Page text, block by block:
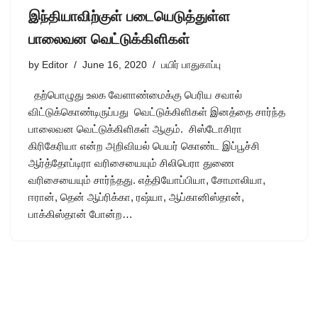
இந்தியாவிற்குள் படையெடுத்துள்ள
பாலைவன வெட்டுக்கிளிகள்
by Editor June 16, 2020 பயிர் பாதுகாப்பு
தற்பொழுது உலக வேளாண்மைக்கு பெரிய சவால்
விட்டுக்கொண்டிருப்பது வெட்டுக்கிளிகள் இனத்தை சார்ந்த
பாலைவன வெட்டுக்கிளிகள் ஆகும். சிஸ்டோசிரா
கிரிகேரியா என்ற அறிவியல் பெயர் கொண்ட இப்பூச்சி
ஆர்த்தோப்டிரா வரிசையையும் சிலிபெரா துணை
வரிசையையும் சார்ந்தது. எத்தியோப்பியா, சோமாலியா,
ஈரான், தென் ஆப்ரிக்கா, ரஷ்யா, ஆப்கானிஸ்தான்,
பாக்கிஸ்தான் போன்ற…